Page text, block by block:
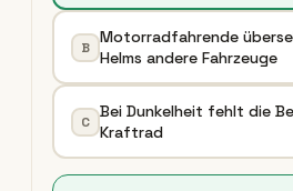
B
Motorradfahrende
Helms andere Fahrzeuge
C
Bei Dunkelheit fehlt die
Kraftrad